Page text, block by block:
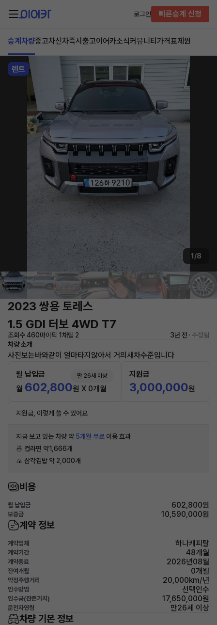
로그인 빠른승계 신청
승계차량중고차신차즉시출고이어카소식커뮤니티 가격표제원
렌트
1/8
2023 쌍용 토레스
1.5 GDI 터보 4WD T7
조회수 460마이픽 1채팅 2 3년 전 · 수정됨
차량 소개
사진보는바와같이 얼마타지않아서 거의새차수준입니다
월 납입금 만 26세 이상
월 602,800원 X 0개월
지원금
3,000,000원
지원금, 이렇게 쓸 수 있어요
지금 보고 있는 차량 약 5개월 무료 이용 효과
🍜 컵라면 약1,666개
🍙 삼각김밥 약 2,000개
비용
월 납입금 602,800원
보증금 10,590,000원
계약 정보
계약업체 하나캐피탈
계약기간 48개월
계약종료 2026년08월
잔여개월 0개월
약정주행거리 20,000km/년
인수방법 선택인수
인수금(잔존가치) 17,650,000원
운전자연령 만26세 이상
차량 기본 정보